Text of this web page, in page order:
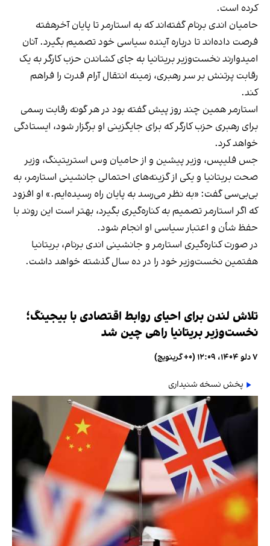
کرده است.
حامیان اندی برنام گفته‌اند که به استارمر تا پایان آخرهفته
فرصت داده‌اند تا درباره آینده سیاسی خود تصمیم بگیرد. آنان
امیدوارند نخست‌وزیر بریتانیا به جای کشاندن حزب کارگر به یک
رقابت پرتنش بر سر رهبری، زمینه انتقال آرام قدرت را فراهم
کند.
استارمر همین چند روز پیش گفته بود در هر گونه رقابت رسمی
برای رهبری حزب کارگر که برای جایگزینی او برگزار شود، ایستادگی
خواهد کرد.
جس فلیپس، وزیر پیشین و از حامیان وس استریتینگ، وزیر
صحت بریتانیا و یکی از گزینه‌های احتمالی جانشینی استارمر، به
بی‌بی‌سی گفت: «به نظر می‌رسد به پایان راه رسیده‌ایم.» او افزود
که اگر استارمر تصمیم به کناره‌گیری بگیرد، بهتر است این روند با
حفظ شأن و اعتبار سیاسی او انجام شود.
در صورت کناره‌گیری استارمر و جانشینی اندی برنام، بریتانیا
هفتمین نخست‌وزیر خود را در ده سال گذشته خواهد داشت.
تلاش لندن برای احیای روابط اقتصادی با بیجینگ؛
نخست‌وزیر بریتانیا راهی چین شد
۷ دلو ۱۴۰۴، ۱۲:۰۹ (‎+۰ گرینویچ)
پخش نسخه شنیداری